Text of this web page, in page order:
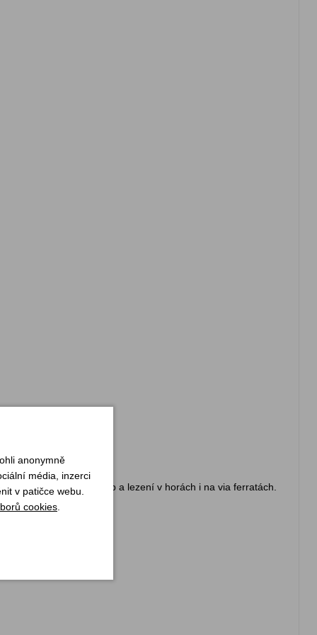
tradiční lezení, pohyb a lezení v horách i na via ferratách.
anonymně
média, inzerci
v patičce webu.
cookies